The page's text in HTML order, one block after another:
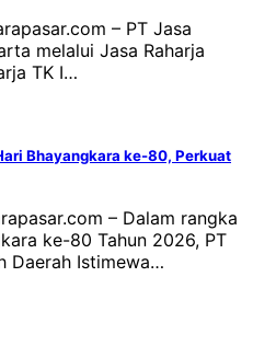
– PT Jasa
melalui Jasa Raharja
TK I…
Bhayangkara ke-80, Perkuat
– Dalam rangka
ke-80 Tahun 2026, PT
Daerah Istimewa…